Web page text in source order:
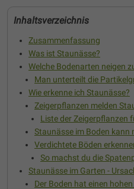
Inhaltsverzeichnis
Zusammenfassung
Was ist Staunässe?
Welche Bodenarten neigen
Man unterteilt die
Wie erkenne ich Staunässe?
Zeigerpflanzen melden
Liste der Zeigerpflanzen
Staunässe im Boden kann
Verdichtete Böden
So machst du die
Staunässe im Garten -
Der Boden hat einen